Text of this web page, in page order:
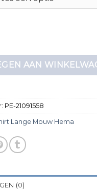
hema aantal
AAN
PE-21091558
Lange Mouw Hema
(0)